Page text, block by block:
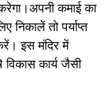
कमाई का
तो पर्याप्त
इस मंदिर में
विकास कार्य जैसी